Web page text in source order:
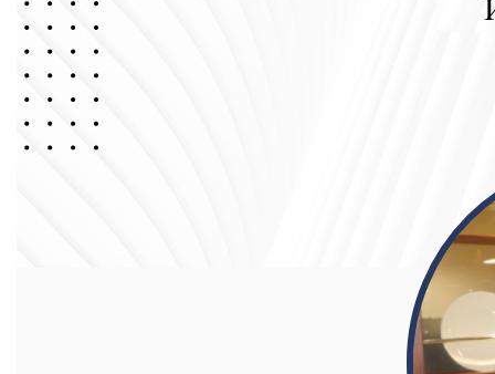
Исследования
Международный научный журнал "Экономика,
Электронная библиотека
Сотрудничество с международными